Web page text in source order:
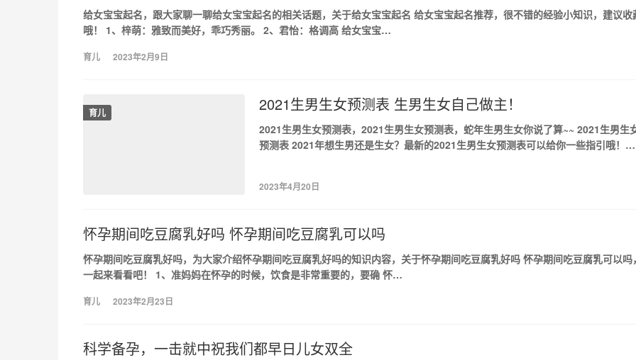
给女宝宝起名，跟大家聊一聊给女宝宝起名的相关话题，关于给女宝宝起名 给女宝宝起名推荐，很不错的经验小知识，建议收
哦！ 1、梓萌：雅致而美好，乖巧秀丽。 2、君怡：格调高 给女宝宝…
育儿 2023年2月9日
育儿 2021生男生女预测表 生男生女自己做主！
2021生男生女预测表，2021生男生女预测表，蛇年生男生女你说了算~~ 2021生男生
预测表 2021年想生男还是生女？最新的2021生男生女预测表可以给你一些指引哦！明
2023年4月20日
怀孕期间吃豆腐乳好吗 怀孕期间吃豆腐乳可以吗
怀孕期间吃豆腐乳好吗，为大家介绍怀孕期间吃豆腐乳好吗的知识内容，关于怀孕期间吃豆腐乳好吗 怀孕期间吃豆腐乳可以吗
一起来看看吧！ 1、准妈妈在怀孕的时候，饮食是非常重要的，要确 怀…
育儿 2023年2月23日
科学备孕，一击就中祝我们都早日儿女双全